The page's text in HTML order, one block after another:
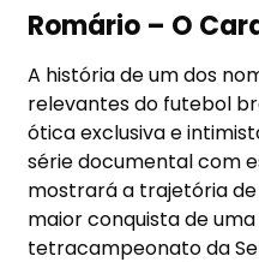
Romário – O
A história de um dos
relevantes do futebol
ótica exclusiva e
série documental com
mostrará a trajetória
maior conquista de
tetracampeonato da